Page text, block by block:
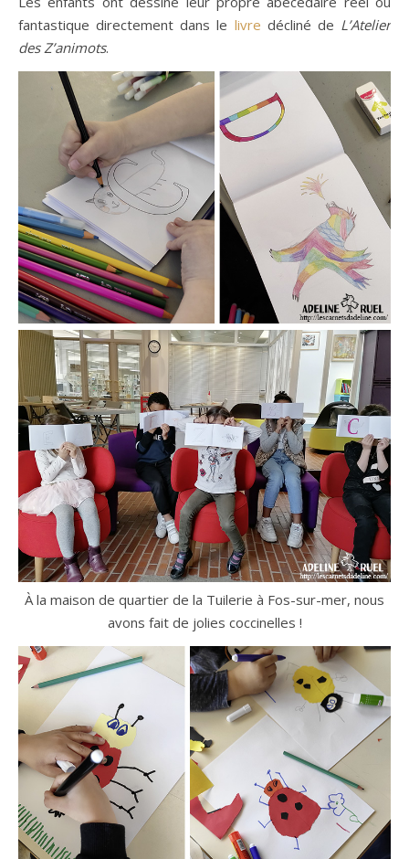
fantastique directement dans le livre décliné de L’Atelier
des Z’animots.
À la maison de quartier de la Tuilerie à Fos-sur-mer, nous
avons fait de jolies coccinelles !